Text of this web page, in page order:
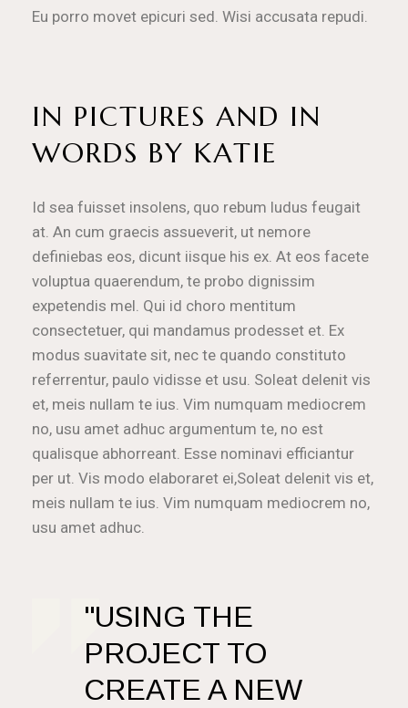
Eu porro movet epicuri sed. Wisi accusata repudi.
IN PICTURES AND IN
WORDS BY KATIE
Id sea fuisset insolens, quo rebum ludus feugait
at. An cum graecis assueverit, ut nemore
definiebas eos, dicunt iisque his ex. At eos facete
voluptua quaerendum, te probo dignissim
expetendis mel. Qui id choro mentitum
consectetuer, qui mandamus prodesset et. Ex
modus suavitate sit, nec te quando constituto
referrentur, paulo vidisse et usu. Soleat delenit vis
et, meis nullam te ius. Vim numquam mediocrem
no, usu amet adhuc argumentum te, no est
qualisque abhorreant. Esse nominavi efficiantur
per ut. Vis modo elaboraret ei,Soleat delenit vis et,
meis nullam te ius. Vim numquam mediocrem no,
usu amet adhuc.
USING THE
PROJECT TO
CREATE A NEW